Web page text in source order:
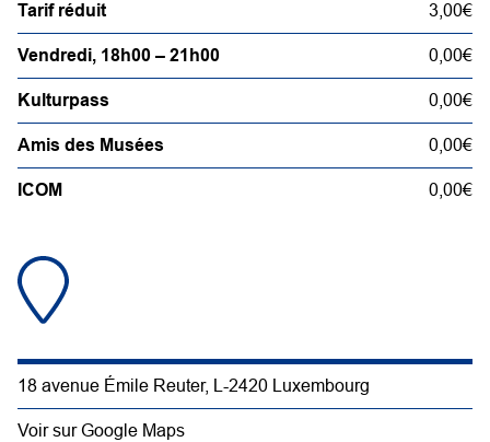
Tarif réduit 3,00€
Vendredi, 18h00 – 21h00 0,00€
Kulturpass 0,00€
Amis des Musées 0,00€
ICOM 0,00€
18 avenue Émile Reuter, L-2420 Luxembourg
Voir sur Google Maps